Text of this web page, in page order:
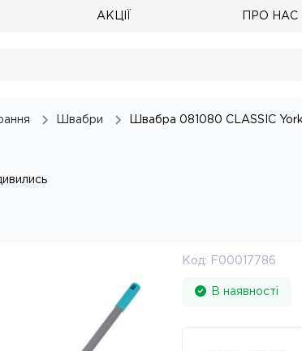
АКЦІЇ ПРО НАС
Швабри Швабра 081080 CLASSIC York
Код: F00017786
В наявності